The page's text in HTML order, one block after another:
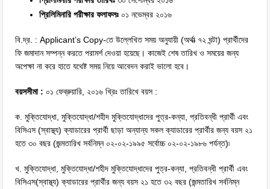
প্রিলিমিনারি পরীক্ষার ফলাফলঃ ০১ নভেম্বর ২০১৬
বি.দ্র. : Applicant’s Copy-তে উল্লেখিত সময় অনুযায়ী (অর্থাত্‍ ৭২ ঘন্টা) প্রার্থীদের
ফি জমাদান সম্পন্ন করতে পরামর্শ দেওয়া হয়েছে। কাজেই শেষ তারিখ ও সময়ের জন্য
অপেক্ষা না করে হাতে যথেষ্ট সময় নিয়ে আবেদন করাই ভালো হবে।
বয়সসীমা : ০১ ফেব্রুয়ারি, ২০১৬ খ্রিঃ তারিখে বয়স :
ক. মুক্তিযোদ্ধা, মুক্তিযোদ্ধা/শহীদ মুক্তিযোদ্ধাদের পুত্র-কন্যা, প্রতিবন্ধী প্রার্থী এবং
বিসিএস (স্বাস্থ্য) ক্যাডারের প্রার্থী ছাড়া অন্যান্য সকল ক্যাডারের প্রার্থীর জন্য বয়স ২১
হতে ৩০ বছর (জন্মতারিখ সর্বনিম্ন ০২-০২-১৯৯৫ সর্বোচ্চ ০২-০২-১৯৮৬ পর্যন্ত)৷
খ. মুক্তিযোদ্ধা, মুক্তিযোদ্ধা/শহীদ মুক্তিযোদ্ধাদের পুত্র-কন্যা, প্রতিবন্ধী প্রার্থী এবং
বিসিএস(স্বাস্থ্য) ক্যাডারের প্রার্থীর জন্য বয়স ২১ হতে ৩২ বছর (জন্মতারিখ সর্বনিম্ন